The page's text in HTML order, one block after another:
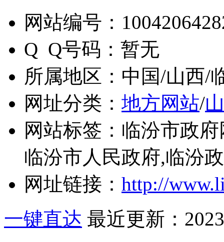
网站编号：
Q Q号码： 暂无
所属地区： 中国/山西/
网址分类： 地方网站/
网站标签： 临汾市政
临汾市人民政府,临汾
网址链接： http://
一键直达 最近更新：